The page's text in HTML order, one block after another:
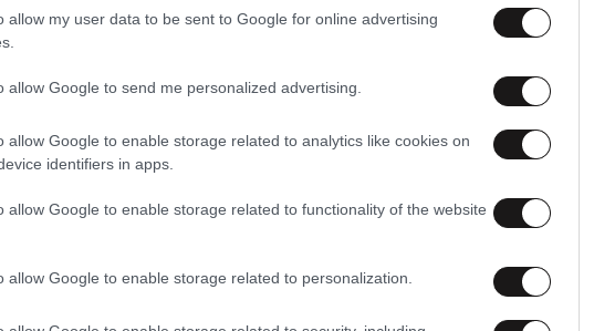
allow my user data to be sent to Google for online advertising
allow Google to send me personalized advertising.
allow Google to enable storage related to analytics like cookies on
identifiers in apps.
allow Google to enable storage related to functionality of the website
allow Google to enable storage related to personalization.